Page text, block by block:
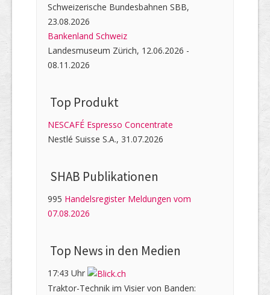
Schweizerische Bundesbahnen SBB,
23.08.2026
Bankenland Schweiz
Landesmuseum Zürich, 12.06.2026 -
08.11.2026
Top Produkt
NESCAFÉ Espresso Concentrate
Nestlé Suisse S.A., 31.07.2026
SHAB Publi­kati­onen
995 Handelsregister Meldungen vom
07.08.2026
Top News in den Medien
17:43 Uhr
Traktor-Technik im Visier von Banden: